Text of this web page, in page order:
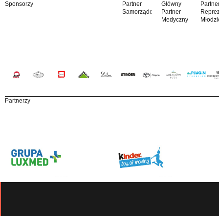
Sponsorzy
Partner
Samorządowy
Główny
Partner
Medyczny
Partnerzy